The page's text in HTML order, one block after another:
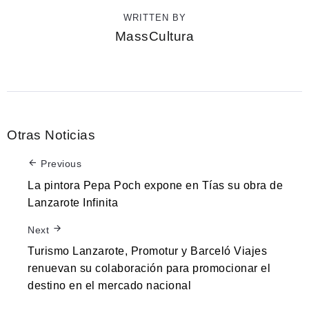
WRITTEN BY
MassCultura
Otras Noticias
Previous
La pintora Pepa Poch expone en Tías su obra de
Lanzarote Infinita
Next
Turismo Lanzarote, Promotur y Barceló Viajes
renuevan su colaboración para promocionar el
destino en el mercado nacional